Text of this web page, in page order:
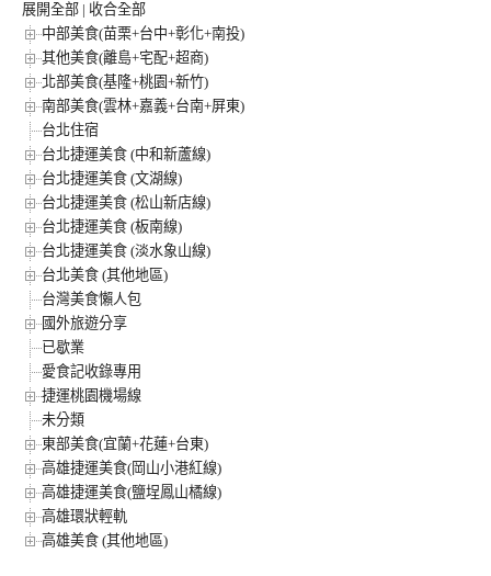
展開全部 | 收合全部
中部美食(苗栗+台中+彰化+南投)
其他美食(離島+宅配+超商)
北部美食(基隆+桃園+新竹)
南部美食(雲林+嘉義+台南+屏東)
台北住宿
台北捷運美食 (中和新蘆線)
台北捷運美食 (文湖線)
台北捷運美食 (松山新店線)
台北捷運美食 (板南線)
台北捷運美食 (淡水象山線)
台北美食 (其他地區)
台灣美食懶人包
國外旅遊分享
已歇業
愛食記收錄專用
捷運桃園機場線
未分類
東部美食(宜蘭+花蓮+台東)
高雄捷運美食(岡山小港紅線)
高雄捷運美食(鹽埕鳳山橘線)
高雄環狀輕軌
高雄美食 (其他地區)